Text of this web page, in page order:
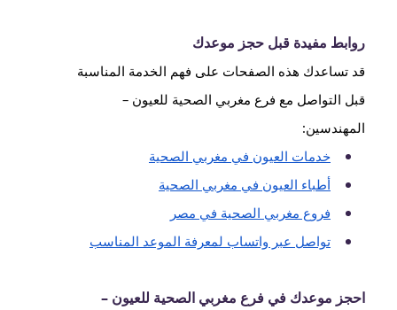
روابط مفيدة قبل حجز موعدك
قد تساعدك هذه الصفحات على فهم الخدمة المناسبة
قبل التواصل مع فرع مغربي الصحية للعيون –
المهندسين:
خدمات العيون في مغربي الصحية
أطباء العيون في مغربي الصحية
فروع مغربي الصحية في مصر
تواصل عبر واتساب لمعرفة الموعد المناسب
احجز موعدك في فرع مغربي الصحية للعيون –